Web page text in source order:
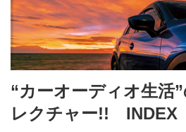
“カーオーディオ生活
レクチャー!! INDEX